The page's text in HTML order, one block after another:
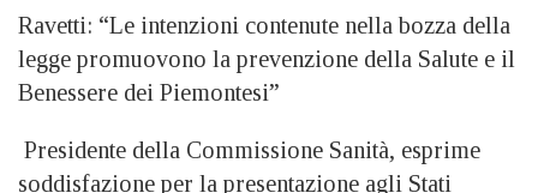
Ravetti: “Le intenzioni contenute nella bozza della
legge promuovono la prevenzione della Salute e il
Benessere dei Piemontesi”
Presidente della Commissione Sanità, esprime
soddisfazione per la presentazione agli Stati